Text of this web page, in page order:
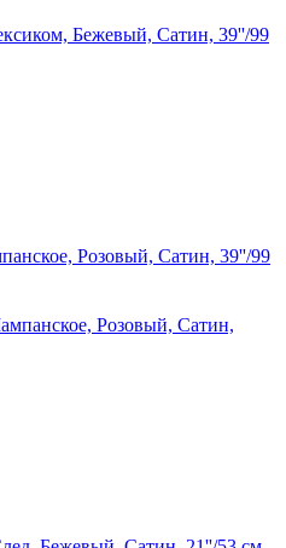
Розовый, Сатин, 39''/99